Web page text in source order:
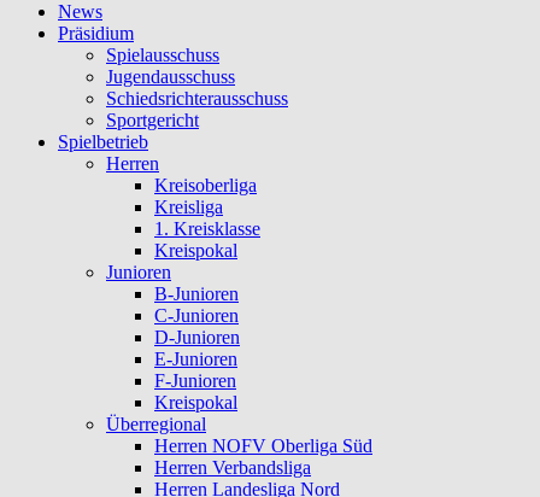
News
Präsidium
Spielausschuss
Jugendausschuss
Schiedsrichterausschuss
Sportgericht
Spielbetrieb
Herren
Kreisoberliga
Kreisliga
1. Kreisklasse
Kreispokal
Junioren
B-Junioren
C-Junioren
D-Junioren
E-Junioren
F-Junioren
Kreispokal
Überregional
Herren NOFV Oberliga Süd
Herren Verbandsliga
Herren Landesliga Nord